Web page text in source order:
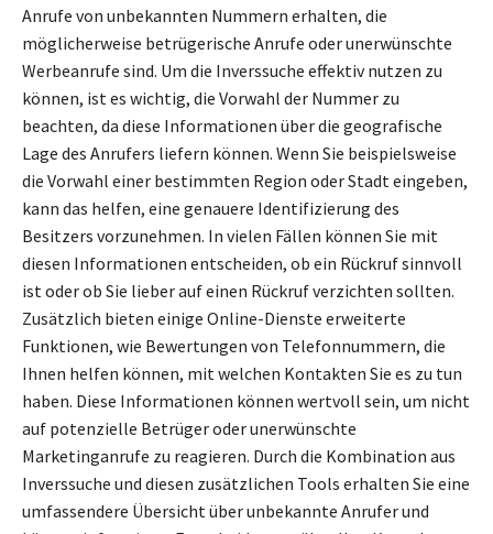
Anrufe von unbekannten Nummern erhalten, die
möglicherweise betrügerische Anrufe oder unerwünschte
Werbeanrufe sind. Um die Inverssuche effektiv nutzen zu
können, ist es wichtig, die Vorwahl der Nummer zu
beachten, da diese Informationen über die geografische
Lage des Anrufers liefern können. Wenn Sie beispielsweise
die Vorwahl einer bestimmten Region oder Stadt eingeben,
kann das helfen, eine genauere Identifizierung des
Besitzers vorzunehmen. In vielen Fällen können Sie mit
diesen Informationen entscheiden, ob ein Rückruf sinnvoll
ist oder ob Sie lieber auf einen Rückruf verzichten sollten.
Zusätzlich bieten einige Online-Dienste erweiterte
Funktionen, wie Bewertungen von Telefonnummern, die
Ihnen helfen können, mit welchen Kontakten Sie es zu tun
haben. Diese Informationen können wertvoll sein, um nicht
auf potenzielle Betrüger oder unerwünschte
Marketinganrufe zu reagieren. Durch die Kombination aus
Inverssuche und diesen zusätzlichen Tools erhalten Sie eine
umfassendere Übersicht über unbekannte Anrufer und